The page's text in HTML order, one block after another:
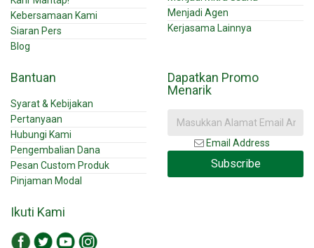
Kebersamaan Kami
Siaran Pers
Blog
Menjadi Agen
Kerjasama Lainnya
Bantuan
Syarat & Kebijakan
Pertanyaan
Hubungi Kami
Pengembalian Dana
Pesan Custom Produk
Pinjaman Modal
Dapatkan Promo
Menarik
Email Address
Subscribe
Ikuti Kami